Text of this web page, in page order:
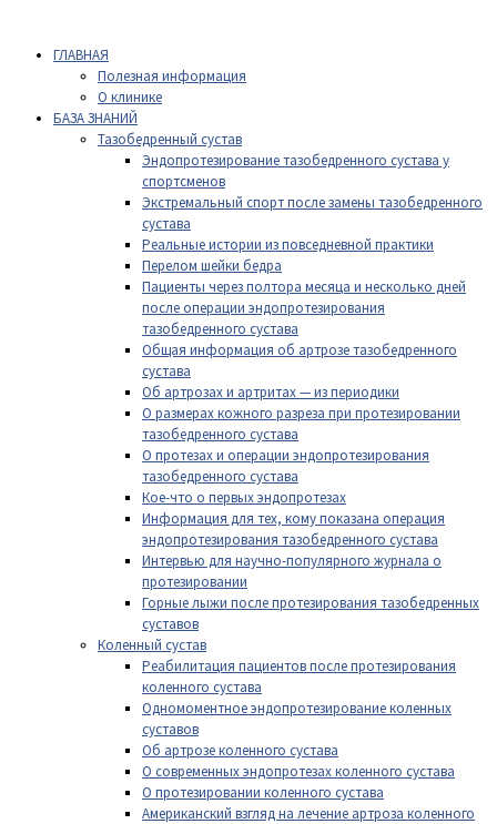
ГЛАВНАЯ
Полезная информация
О клинике
БАЗА ЗНАНИЙ
Тазобедренный сустав
Эндопротезирование тазобедренного сустава у
спортсменов
Экстремальный спорт после замены тазобедренного
сустава
Реальные истории из повседневной практики
Перелом шейки бедра
Пациенты через полтора месяца и несколько дней
после операции эндопротезирования
тазобедренного сустава
Общая информация об артрозе тазобедренного
сустава
Об артрозах и артритах — из периодики
О размерах кожного разреза при протезировании
тазобедренного сустава
О протезах и операции эндопротезирования
тазобедренного сустава
Кое-что о первых эндопротезах
Информация для тех, кому показана операция
эндопротезирования тазобедренного сустава
Интервью для научно-популярного журнала о
протезировании
Горные лыжи после протезирования тазобедренных
суставов
Коленный сустав
Реабилитация пациентов после протезирования
коленного сустава
Одномоментное эндопротезирование коленных
суставов
Об артрозе коленного сустава
О современных эндопротезах коленного сустава
О протезировании коленного сустава
Американский взгляд на лечение артроза коленного